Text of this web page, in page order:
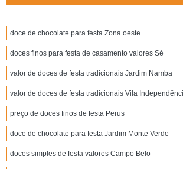
doce de chocolate para festa Zona oeste
doces finos para festa de casamento valores Sé
valor de doces de festa tradicionais Jardim Namba
valor de doces de festa tradicionais Vila
preço de doces finos de festa Perus
doce de chocolate para festa Jardim Monte Verde
doces simples de festa valores Campo Belo